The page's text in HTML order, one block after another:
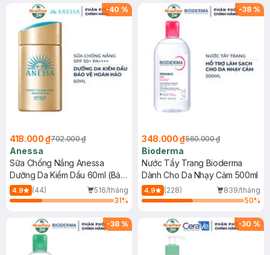
SPF 50+ 20ml (SL Có Hạn)
(SL có hạn)
-40 %
418.000 ₫702.000 ₫
Anessa
Sữa Chống Nắng Anessa
Dưỡng Da Kiềm Dầu 60ml (Bản
Mới)
4.9 (44)
516/tháng
31%
-38 %
348.000 ₫560.000 ₫
Bioderma
Nước Tẩy Trang Bioderma
Dành Cho Da Nhạy Cảm 500ml
4.9 (228)
839/tháng
50%
-38 % -30 %